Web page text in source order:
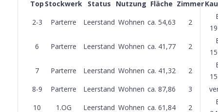
Top Stockwerk Status Nutzung Fläche Zimmer
2-3
Parterre Leerstand Wohnen ca. 54,63 2
6
Parterre Leerstand Wohnen ca. 41,77 2
7
Parterre Leerstand Wohnen ca. 41,32 2
8-9
Parterre Leerstand Wohnen ca. 87,86 3
10
1.OG Leerstand Wohnen ca. 61,84 2